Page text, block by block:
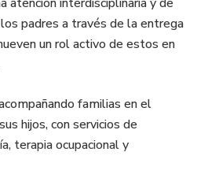
padres a través de la entrega
un rol activo de estos en
familias en el
hijos, con servicios de
terapia ocupacional y